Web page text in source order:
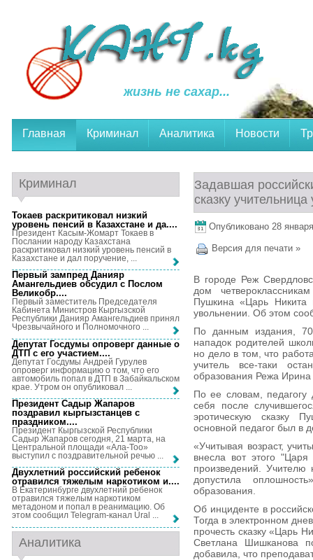
жизнь не сахар...
Главная Криминал Аналитика Новости
Задавшая
сказку учительница
Опубликовано 28
Версия для печати »
В городе Реж
дом
Пушкина «Царь Никита
увольнении. Об этом
По данным издания,
нападок родителей
но дело в том, что
учитель все-таки
образования Режа
По ее словам, педагогу
себя после
эротическую сказку
основной педагог был в
«Учитывая возраст,
внесла вот этого
произведений. Учителю
допустила
образования.
Об инциденте в
Тогда в электронном
прочесть сказку «Царь
Светлана Шишканова
добавила, что
Криминал
Токаев раскритиковал низкий
уровень пенсий в Казахстане и да....
Президент Касым-Жомарт Токаев в
Послании народу Казахстана
раскритиковал низкий уровень пенсий в
Казахстане и дал поручение, ...
Первый зампред Данияр
Амангельдиев обсудил с Послом
Великобр....
Первый заместитель Председателя
Кабинета Министров Кыргызской
Республики Данияр Амангельдиев принял
Чрезвычайного и Полномочного ...
Депутат Госдумы опроверг данные о
ДТП с его участием....
Депутат Госдумы Андрей Гурулев
опроверг информацию о том, что его
автомобиль попал в ДТП в Забайкальском
крае. Утром он опубликовал ...
Президент Садыр Жапаров
поздравил кыргызстанцев с
праздником....
Президент Кыргызской Республики
Садыр Жапаров сегодня, 21 марта, на
Центральной площади «Ала-Тоо»
выступил с поздравительной речью ...
Двухлетний российский ребенок
отравился тяжелым наркотиком и....
В Екатеринбурге двухлетний ребенок
отравился тяжелым наркотиком
метадоном и попал в реанимацию. Об
этом сообщил Telegram-канал Ural ...
Аналитика